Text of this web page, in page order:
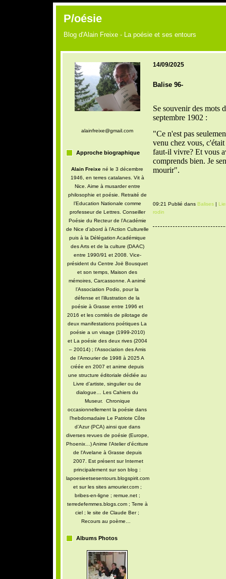
P/oésie
Blog d'Alain Freixe - La poésie et ses entours
alainfreixe@gmail.com
Approche biographique
Alain Freixe né le 3 décembre
1946, en terres catalanes. Vit à
Nice. Aime à musarder entre
philosophie et poésie. Retraité de
l’Education Nationale comme
professeur de Lettres. Conseiller
Poésie du Recteur de l’Académie
de Nice d’abord à l’Action Culturelle
puis à la Délégation Académique
des Arts et de la culture (DAAC)
entre 1990/91 et 2008. Vice-
président du Centre Joë Bousquet
et son temps, Maison des
mémoires, Carcassonne. A animé
l’Association Podio, pour la
défense et l’illustration de la
poésie à Grasse entre 1996 et
2016 et les comités de pilotage de
deux manifestations poétiques La
poésie a un visage (1999-2010)
et La poésie des deux rives (2004
– 20014) ; l’Association des Amis
de l’Amourier de 1998 à 2025 A
créée en 2007 et anime depuis
une structure éditoriale dédiée au
Livre d’artiste, singulier ou de
dialogue… Les Cahiers du
Museur. Chronique
occasionnellement la poésie dans
l’hebdomadaire Le Patriote Côte
d’Azur (PCA) ainsi que dans
diverses revues de poésie (Europe,
Phoenix…) Anime l'Atelier d'écriture
de l'Avelane à Grasse depuis
2007. Est présent sur Internet
principalement sur son blog :
lapoesieetsesentours.blogspirit.com
et sur les sites amourier.com ;
bribes-en-ligne ; remue.net ;
terredefemmes.blogs.com ; Terre à
ciel ; le site de Claude Ber ;
Recours au poème…
Albums Photos
14/09/2025
Balise 96-
Se souvenir des mots
septembre 1902 :
"Ce n'est pas
venu chez vous,
faut-il vivre? Et vous
comprends bien. Je
mourir".
09:21 Publié dans Balises|
rodin